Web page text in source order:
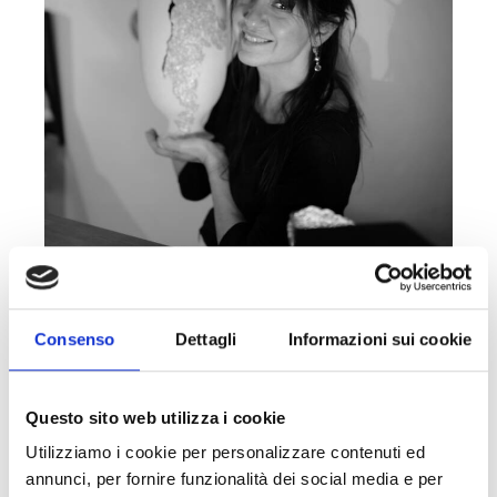
Consenso Dettagli Informazioni sui cookie
Questo sito web utilizza i cookie
Utilizziamo i cookie per personalizzare contenuti ed
annunci, per fornire funzionalità dei social media e per
STUDIO BIRA di EMANUELA
BIRAGHI
IG: studiobira_
FB: Emanuela Biraghi